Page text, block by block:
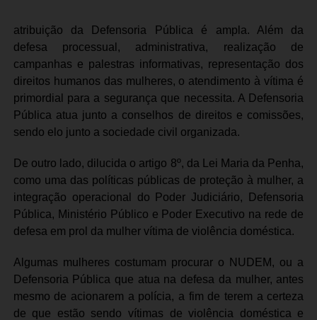
atribuição da Defensoria Pública é ampla. Além da
defesa processual, administrativa, realização de
campanhas e palestras informativas, representação dos
direitos humanos das mulheres, o atendimento à vítima é
primordial para a segurança que necessita. A Defensoria
Pública atua junto a conselhos de direitos e comissões,
sendo elo junto a sociedade civil organizada.
De outro lado, dilucida o artigo 8º, da Lei Maria da Penha,
como uma das políticas públicas de proteção à mulher, a
integração operacional do Poder Judiciário, Defensoria
Pública, Ministério Público e Poder Executivo na rede de
defesa em prol da mulher vítima de violência doméstica.
Algumas mulheres costumam procurar o NUDEM, ou a
Defensoria Pública que atua na defesa da mulher, antes
mesmo de acionarem a polícia, a fim de terem a certeza
de que estão sendo vítimas de violência doméstica e